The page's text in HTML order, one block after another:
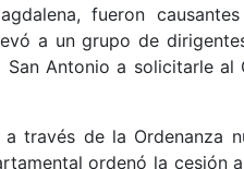
fueron
a un grupo de
San Antonio a solicitarle
través de la Ordenanza
ordenó la cesión